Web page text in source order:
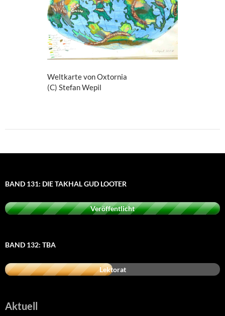
Weltkarte von Oxtornia
(C) Stefan Wepil
BAND 131: DIE TAKHAL GUD LOOTER
Veröffentlicht
BAND 132: TBA
Lektorat
Aktuell